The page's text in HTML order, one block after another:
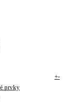
+-
prvky